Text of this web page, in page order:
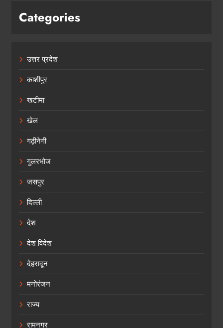
Categories
उत्तर प्रदेश
काशीपुर
खटीमा
खेल
गढ़ीनेगी
गुलरभोज
जसपुर
दिल्ली
देश
देश विदेश
देहरादून
मनोरंजन
राज्य
रामनगर